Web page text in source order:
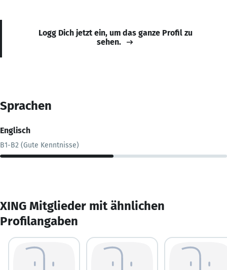
Logg Dich jetzt ein, um das ganze Profil zu
sehen.
Sprachen
Englisch
B1-B2 (Gute Kenntnisse)
XING Mitglieder mit ähnlichen
Profilangaben